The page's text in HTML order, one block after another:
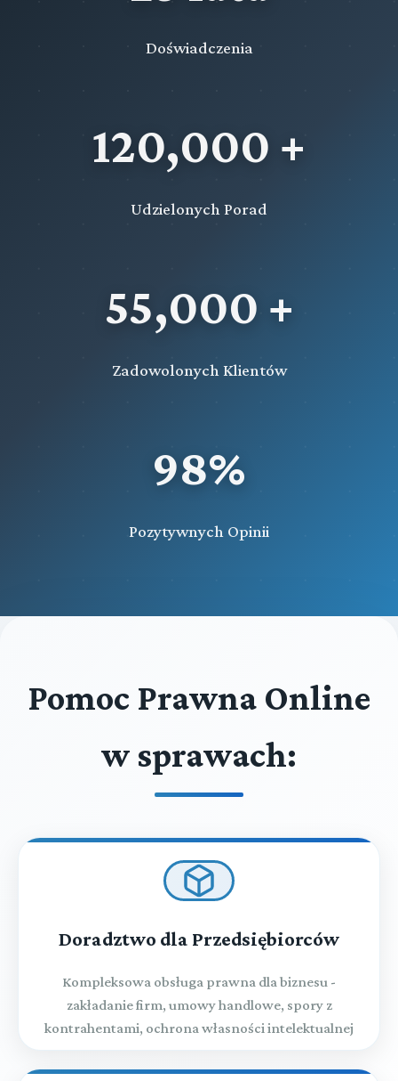
Doświadczenia
120,000 +
Udzielonych Porad
55,000 +
Zadowolonych Klientów
98%
Pozytywnych Opinii
Pomoc Prawna Online
w sprawach:
Doradztwo dla Przedsiębiorców
Kompleksowa obsługa prawna dla biznesu -
zakładanie firm, umowy handlowe, spory z
kontrahentami, ochrona własności intelektualnej